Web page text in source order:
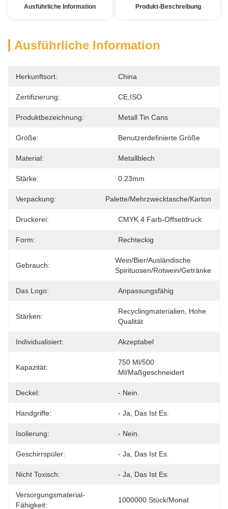
Ausführliche Information Produkt-Beschreibung
Ausführliche Information
Herkunftsort: China
Zertifizierung: CE,ISO
Produktbezeichnung: Metall Tin Cans
Größe: Benutzerdefinierte Größe
Material: Metallblech
Stärke: 0.23mm
Verpackung: Palette/Mehrzwecktasche/Karton
Druckerei: CMYK 4 Farb-Offsetdruck
Form: Rechteckig
Gebrauch:
Wein/Bier/ausländische
Spirituosen/Rotwein/Getränke
Das Logo: Anpassungsfähig
Stärken:
Recyclingmaterialien, Hohe
Qualität
Individualisiert: Akzeptabel
Kapazität:
750 Ml/500
Ml/Maßgeschneidert
Deckel: - Nein.
Handgriffe: - Ja, Das Ist Es.
Isolierung: - Nein.
Geschirrspüler: - Ja, Das Ist Es.
Nicht Toxisch: - Ja, Das Ist Es.
Versorgungsmaterial-
Fähigkeit:
1000000 Stück/Monat